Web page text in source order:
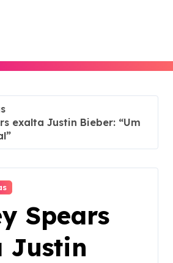
exalta Justin Bieber: “Um
Spears
Justin